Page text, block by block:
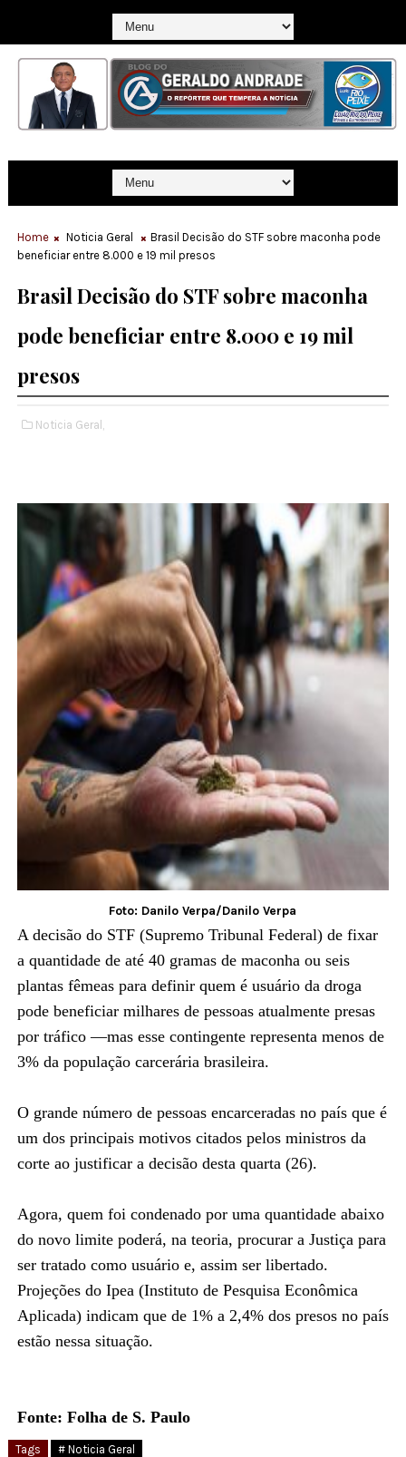
Home Noticia Geral
Brasil Decisão do STF sobre maconha pode
beneficiar entre 8.000 e 19 mil presos
Brasil Decisão do STF sobre maconha
pode beneficiar entre 8.000 e 19 mil
presos
Noticia Geral,
Foto: Danilo Verpa/Danilo Verpa
A decisão do STF (Supremo Tribunal Federal) de fixar
a quantidade de até 40 gramas de maconha ou seis
plantas fêmeas para definir quem é usuário da droga
pode beneficiar milhares de pessoas atualmente presas
por tráfico —mas esse contingente representa menos de
3% da população carcerária brasileira.
O grande número de pessoas encarceradas no país que é
um dos principais motivos citados pelos ministros da
corte ao justificar a decisão desta quarta (26).
Agora, quem foi condenado por uma quantidade abaixo
do novo limite poderá, na teoria, procurar a Justiça para
ser tratado como usuário e, assim ser libertado.
Projeções do Ipea (Instituto de Pesquisa Econômica
Aplicada) indicam que de 1% a 2,4% dos presos no país
estão nessa situação.
Fonte: Folha de S. Paulo
Tags # Noticia Geral